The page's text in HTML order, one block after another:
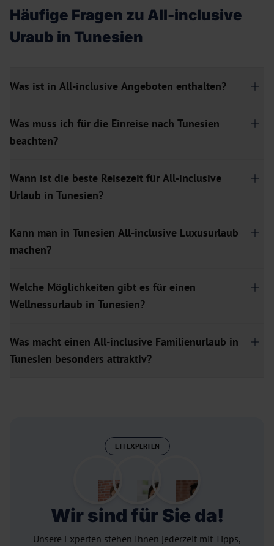
Häufige Fragen zu All-inclusive
Uraub in Tunesien
Was ist in All-inclusive Angeboten enthalten?
Was muss ich für die Einreise nach Tunesien
beachten?
Wann ist die beste Reisezeit für All-inclusive
Urlaub in Tunesien?
Kann man in Tunesien All-inclusive Luxusurlaub
machen?
Welche Möglichkeiten gibt es für einen
Wellnessurlaub in Tunesien?
Was macht einen All-inclusive Familienurlaub in
Tunesien besonders attraktiv?
ETI EXPERTEN
Wir sind für Sie da!
Unsere Experten stehen Ihnen jederzeit mit Tipps,